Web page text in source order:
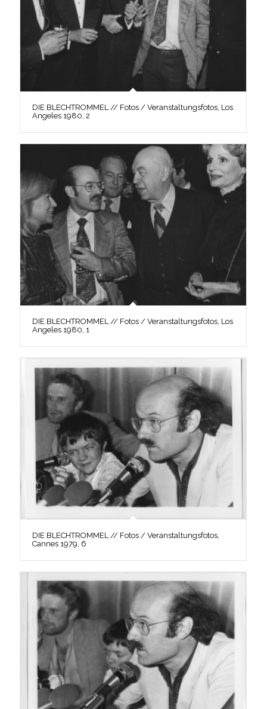
DIE BLECHTROMMEL // Fotos / Veranstaltungsfotos, Los
Angeles 1980, 2
DIE BLECHTROMMEL // Fotos / Veranstaltungsfotos, Los
Angeles 1980, 1
DIE BLECHTROMMEL // Fotos / Veranstaltungsfotos,
Cannes 1979, 6